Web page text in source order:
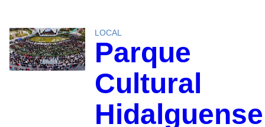
LOCAL
Parque
Cultural